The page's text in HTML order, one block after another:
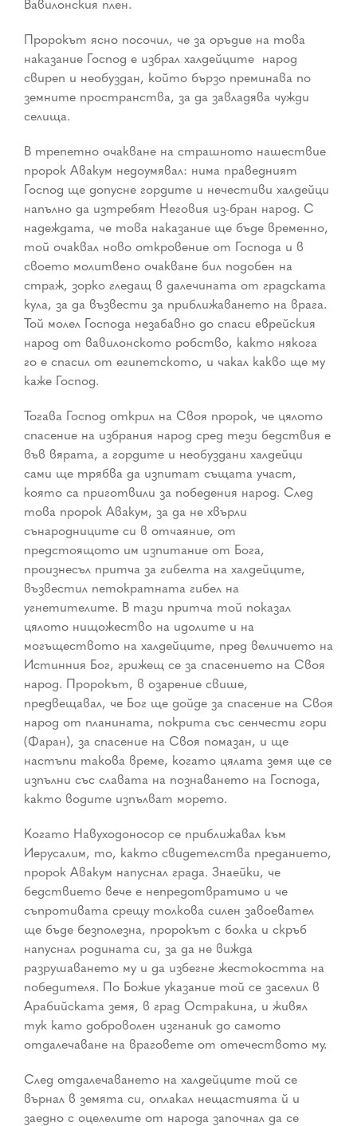
Вавилонския плен.
Пророкът ясно посочил, че за оръдие на това
наказание Господ е избрал халдейците ­ народ
свиреп и необуздан, който бързо преминава по
земните пространства, за да завладява чужди
селища.
В трепетно очакване на страшното нашествие
пророк Авакум недоумявал: нима праведният
Господ ще допусне гордите и нечестиви халдейци
напълно да изтребят Неговия из-бран народ. С
надеждата, че това наказание ще бъде временно,
той очаквал ново откровение от Господа и в
своето молитвено очакване бил подобен на
страж, зорко гледащ в далечината от градската
кула, за да възвести за приближаването на врага.
Той молел Господа незабавно до спаси еврейския
народ от вавилонското робство, както някога
го е спасил от египетското, и чакал какво ще му
каже Господ.
Тогава Господ открил на Своя пророк, че цялото
спасение на избрания народ сред тези бедствия е
във вярата, а гордите и необуздани халдейци
сами ще трябва да изпитат същата участ,
която са приготвили за победения народ. След
това пророк Авакум, за да не хвърли
сънародниците си в отчаяние, от
предстоящото им изпитание от Бога,
произнесъл притча за гибелта на халдейците,
възвестил петократната гибел на
угнетителите. В тази притча той показал
цялото нищожество на идолите и на
могъществото на халдейците, пред величието на
Истинния Бог, грижещ се за спасението на Своя
народ. Пророкът, в озарение свише,
предвещавал, че Бог ще дойде за спасение на Своя
народ от планината, покрита със сенчести гори
(Фаран), за спасение на Своя помазан, и ще
настъпи такова време, когато цялата земя ще се
изпълни със славата на познаването на Господа,
както водите изпълват морето.
Когато Навуходоносор се приближавал към
Иерусалим, то, както свидетелства преданието,
пророк Авакум напуснал града. Знаейки, че
бедствието вече е непредотвратимо и че
съпротивата срещу толкова силен завоевател
ще бъде безполезна, пророкът с болка и скръб
напуснал родината си, за да не вижда
разрушаването му и да избегне жестокостта на
победителя. По Божие указание той се заселил в
Арабийската земя, в град Остракина, и живял
тук като доброволен изгнаник до самото
отдалечаване на враговете от отечеството му.
След отдалечаването на халдейците той се
върнал в земята си, оплакал нещастията й и
заедно с оцелелите от народа започнал да се